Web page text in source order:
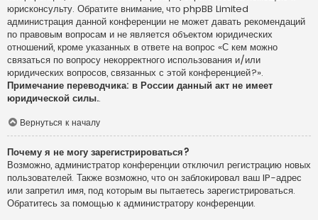
юрисконсульту. Обратите внимание, что phpBB Limited
администрация данной конференции не может давать рекомендаций
по правовым вопросам и не является объектом юридических
отношений, кроме указанных в ответе на вопрос «С кем можно
связаться по вопросу некорректного использования и/или
юридических вопросов, связанных с этой конференцией?».
Примечание переводчика: в России данный акт не имеет
юридической силы..
Вернуться к началу
Почему я не могу зарегистрироваться?
Возможно, администратор конференции отключил регистрацию новых
пользователей. Также возможно, что он заблокировал ваш IP-адрес
или запретил имя, под которым вы пытаетесь зарегистрироваться.
Обратитесь за помощью к администратору конференции.